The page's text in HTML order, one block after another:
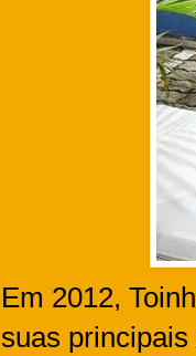
Em 2012,
suas